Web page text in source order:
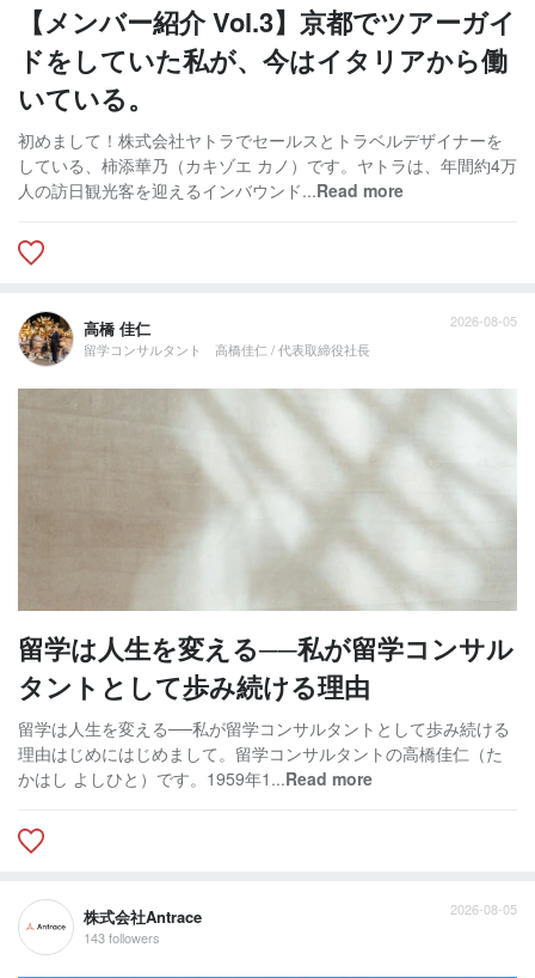
【メンバー紹介 Vol.3】京都でツアーガイ
ドをしていた私が、今はイタリアから働
いている。
初めまして！株式会社ヤトラでセールスとトラベルデザイナーを
している、柿添華乃（カキゾエ カノ）です。ヤトラは、年間約4万
人の訪日観光客を迎えるインバウンド...Read more
高橋 佳仁
留学コンサルタント 高橋佳仁 / 代表取締役社長
2026-08-05
留学は人生を変える──私が留学コンサル
タントとして歩み続ける理由
留学は人生を変える──私が留学コンサルタントとして歩み続ける
理由はじめにはじめまして。留学コンサルタントの高橋佳仁（た
かはし よしひと）です。1959年1...Read more
株式会社Antrace
143 followers
2026-08-05